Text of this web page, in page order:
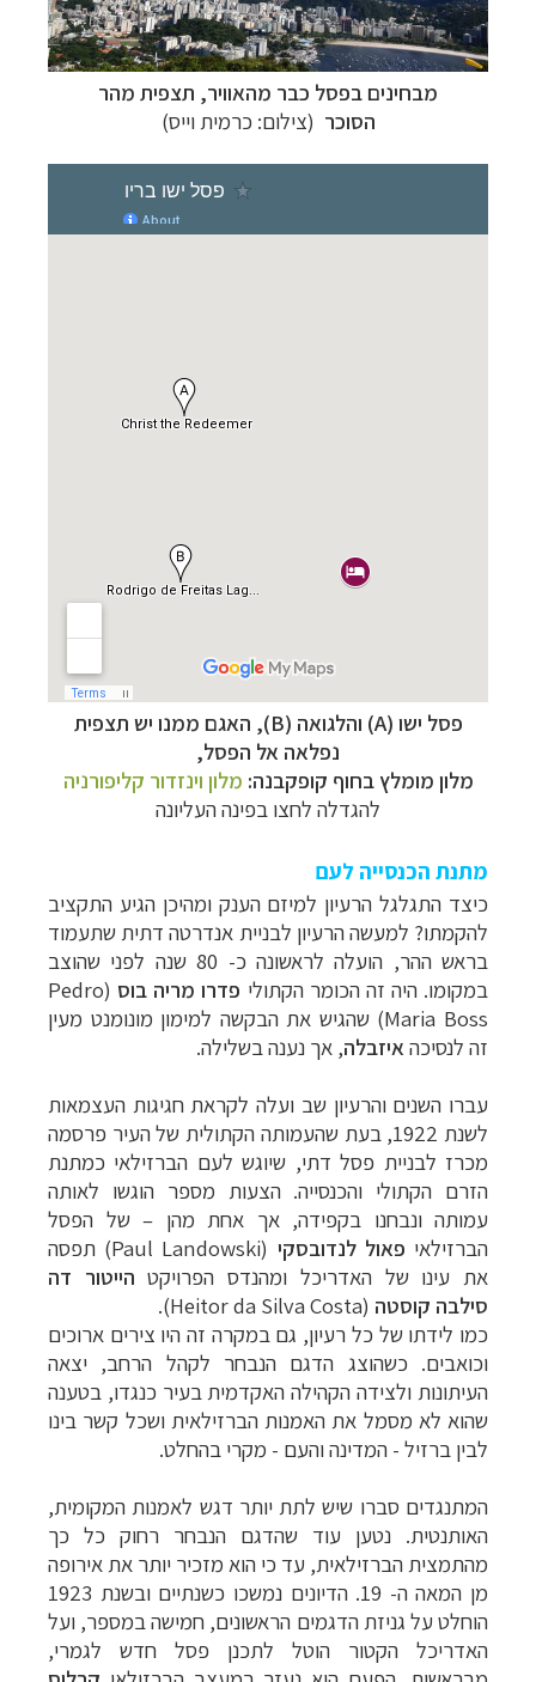
מבחינים בפסל כבר מהאוויר, תצפית מהר
הסוכר (צילום: כרמית וייס)
פסל ישו (A) והלגואה (B), האגם ממנו יש תצפית
נפלאה אל הפסל,
מלון מומלץ בחוף קופקבנה: מלון וינזדור קליפורניה
להגדלה לחצו בפינה העליונה
מתנת הכנסייה לעם
כיצד התגלגל הרעיון למיזם הענק ומהיכן הגיע התקציב
להקמתו? למעשה הרעיון לבניית אנדרטה דתית שתעמוד
בראש ההר, הועלה לראשונה כ- 80 שנה לפני שהוצב
במקומו. היה זה הכומר הקתולי פדרו מריה בוס (
Pedro
Maria Boss) שהגיש את הבקשה למימון מונומנט מעין
זה לנסיכה איזבלה, אך נענה בשלילה.
עברו השנים והרעיון שב ועלה לקראת חגיגות העצמאות
לשנת 1922, בעת שהעמותה הקתולית של העיר פרסמה
מכרז לבניית פסל דתי, שיוגש לעם הברזילאי כמתנת
הזרם הקתולי והכנסייה. הצעות מספר הוגשו לאותה
עמותה ונבחנו בקפידה, אך אחת מהן – של הפסל
הברזילאי פאול לנדובסקי (
Paul Landowski) תפסה
את עינו של האדריכל ומהנדס הפרויקט הייטור דה
סילבה קוסטה (
Heitor da Silva Costa
).
כמו לידתו של כל רעיון, גם במקרה זה היו צירים ארוכים
וכואבים. כשהוצג הדגם הנבחר לקהל הרחב, יצאה
העיתונות ולצידה הקהילה האקדמית בעיר כנגדו, בטענה
שהוא לא מסמל את האמנות הברזילאית ושכל קשר בינו
לבין ברזיל - המדינה והעם - מקרי בהחלט.
המתנגדים סברו שיש לתת יותר דגש לאמנות המקומית,
האותנטית. נטען עוד שהדגם הנבחר רחוק כל כך
מהתמצית הברזילאית, עד כי הוא מזכיר יותר את אירופה
מן המאה ה- 19. הדיונים נמשכו כשנתיים ובשנת 1923
הוחלט על גניזת הדגמים הראשונים, חמישה במספר, ועל
האדריכל הקטור הוטל לתכנן פסל חדש לגמרי,